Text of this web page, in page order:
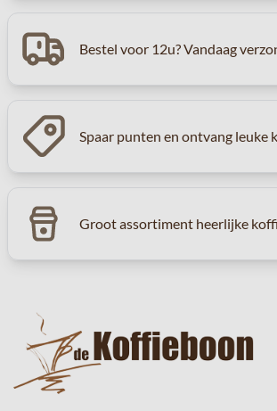
Bestel voor 12u? Vandaag
Spaar punten en ontvang leuke
Groot assortiment heerlijke